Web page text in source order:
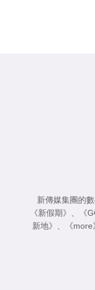
新傳媒集團的
《新假期》
《
新地》
《more